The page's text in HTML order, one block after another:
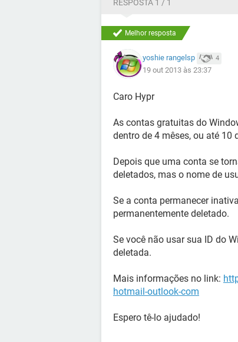
RESPOSTA 1 / 1
Melhor resposta
yoshie rangelsp 4
19 out 2013 às 23:37
Caro Hypr
As contas gratuitas do
dentro de 4 mêses, ou até 10
Depois que uma conta se
deletados, mas o nome de
Se a conta permanecer
permanentemente deletado.
Se você não usar sua ID do
deletada.
Mais informações no link:
hotmail-outlook-com
Espero tê-lo ajudado!